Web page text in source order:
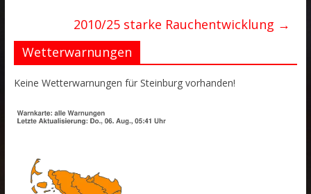
2010/25 starke Rauchentwicklung →
Wetterwarnungen
Keine Wetterwarnungen für Steinburg vorhanden!